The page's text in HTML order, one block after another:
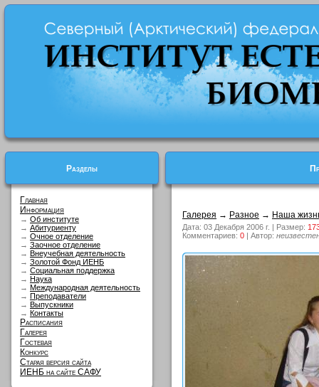
Разделы
Главная
Информация
→ Об институте
→ Абитуриенту
→ Очное отделение
→ Заочное отделение
→ Внеучебная деятельность
→ Золотой Фонд ИЕНБ
→ Социальная поддержка
→ Наука
→ Международная деятельность
→ Преподаватели
→ Выпускники
→ Контакты
Расписания
Галерея
Гостевая
Конкурс
Старая версия сайта
ИЕНБ на сайте САФУ
Галерея → Разное → Наша
Дата: 03 Декабря 2006 г. | Размер:
Комментариев: 0 | Автор: